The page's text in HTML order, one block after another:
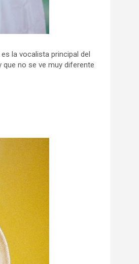
es la vocalista principal del
no se ve muy diferente